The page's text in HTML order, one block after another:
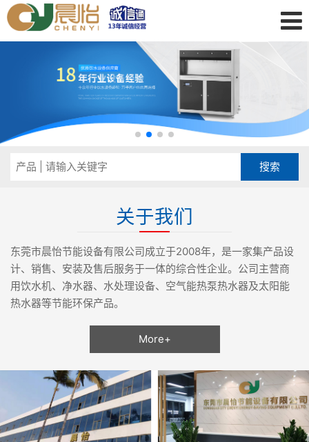
关于我们
东莞市晨怡节能设备有限公司成立于2008年，是一家集产品设
计、销售、安装及售后服务于一体的综合性企业。公司主营商
用饮水机、净水器、水处理设备、空气能热泵热水器及太阳能
热水器等节能环保产品。
More+